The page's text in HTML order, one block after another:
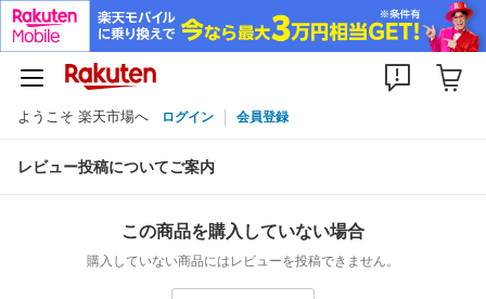
ようこそ 楽天市場へ ログイン 会員登録
レビュー投稿についてご案内
この商品を購入していない場合
購入していない商品にはレビューを投稿できません。